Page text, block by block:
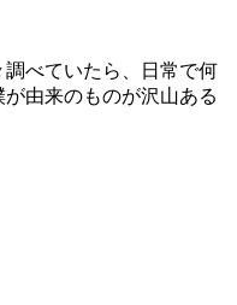
べていたら、日常で何
由来のものが沢山ある